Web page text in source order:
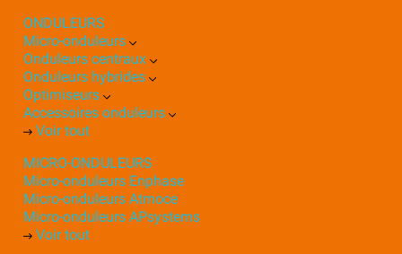
ONDULEURS
Micro-onduleurs
Onduleurs centraux
Onduleurs hybrides
Optimiseurs
Accessoires onduleurs
Voir tout
MICRO-ONDULEURS
Micro-onduleurs Enphase
Micro-onduleurs Atmoce
Micro-onduleurs APsystems
Voir tout